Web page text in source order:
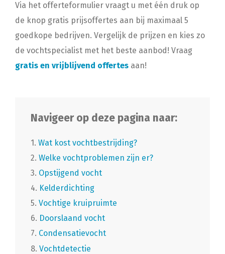
Via het offerteformulier vraagt u met één druk op
de knop gratis prijsoffertes aan bij maximaal 5
goedkope bedrijven. Vergelijk de prijzen en kies zo
de vochtspecialist met het beste aanbod! Vraag
gratis en vrijblijvend offertes aan!
Navigeer op deze pagina naar:
1. Wat kost vochtbestrijding?
2. Welke vochtproblemen zijn er?
3. Opstijgend vocht
4. Kelderdichting
5. Vochtige kruipruimte
6. Doorslaand vocht
7. Condensatievocht
8. Vochtdetectie